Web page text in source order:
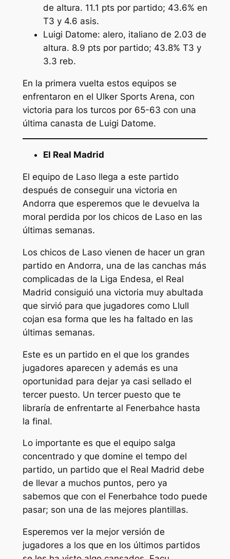
de altura. 11.1 pts por partido; 43.6% en
T3 y 4.6 asis.
Luigi Datome: alero, italiano de 2.03 de
altura. 8.9 pts por partido; 43.8% T3 y
3.3 reb.
En la primera vuelta estos equipos se
enfrentaron en el Ulker Sports Arena, con
victoria para los turcos por 65-63 con una
última canasta de Luigi Datome.
El Real Madrid
El equipo de Laso llega a este partido
después de conseguir una victoria en
Andorra que esperemos que le devuelva la
moral perdida por los chicos de Laso en las
últimas semanas.
Los chicos de Laso vienen de hacer un gran
partido en Andorra, una de las canchas más
complicadas de la Liga Endesa, el Real
Madrid consiguió una victoria muy abultada
que sirvió para que jugadores como Llull
cojan esa forma que les ha faltado en las
últimas semanas.
Este es un partido en el que los grandes
jugadores aparecen y además es una
oportunidad para dejar ya casi sellado el
tercer puesto. Un tercer puesto que te
libraría de enfrentarte al Fenerbahce hasta
la final.
Lo importante es que el equipo salga
concentrado y que domine el tempo del
partido, un partido que el Real Madrid debe
de llevar a muchos puntos, pero ya
sabemos que con el Fenerbahce todo puede
pasar; son una de las mejores plantillas.
Esperemos ver la mejor versión de
jugadores a los que en los últimos partidos